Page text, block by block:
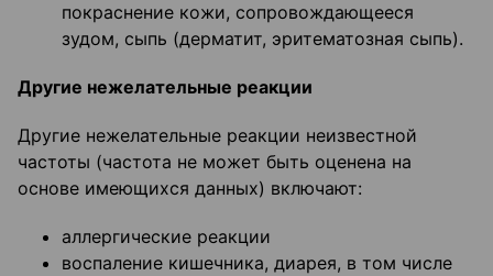
покраснение кожи, сопровождающееся
зудом, сыпь (дерматит, эритематозная сыпь).
Другие нежелательные реакции
Другие нежелательные реакции неизвестной
частоты (частота не может быть оценена на
основе имеющихся данных) включают:
аллергические реакции
воспаление кишечника, диарея, в том числе